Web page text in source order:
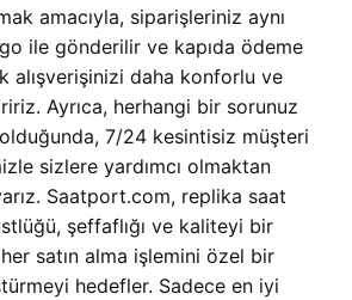
amacıyla, siparişleriniz aynı
ile gönderilir ve kapıda ödeme
alışverişinizi daha konforlu ve
Ayrıca, herhangi bir sorunuz
7/24 kesintisiz müşteri
sizlere yardımcı olmaktan
Saatport.com, replika saat
şeffaflığı ve kaliteyi bir
satın alma işlemini özel bir
hedefler. Sadece en iyi